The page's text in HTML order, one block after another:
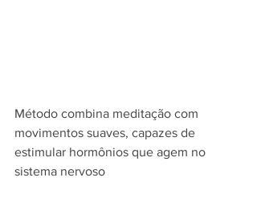
Método combina meditação com
movimentos suaves, capazes de
estimular hormônios que agem no
sistema nervoso